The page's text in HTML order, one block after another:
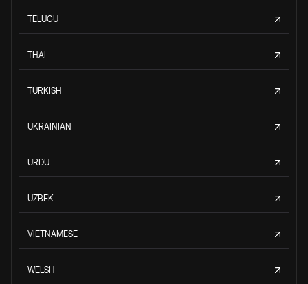
TELUGU
THAI
TURKISH
UKRAINIAN
URDU
UZBEK
VIETNAMESE
WELSH